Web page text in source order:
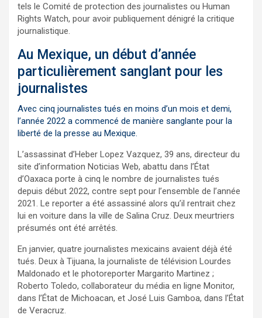
tels le Comité de protection des journalistes ou Human
Rights Watch, pour avoir publiquement dénigré la critique
journalistique.
Au Mexique, un début d’année
particulièrement sanglant pour les
journalistes
Avec cinq journalistes tués en moins d’un mois et demi,
l’année 2022 a commencé de manière sanglante pour la
liberté de la presse au Mexique.
L’assassinat d’Heber Lopez Vazquez, 39 ans, directeur du
site d’information Noticias Web, abattu dans l’État
d’Oaxaca porte à cinq le nombre de journalistes tués
depuis début 2022, contre sept pour l’ensemble de l’année
2021. Le reporter a été assassiné alors qu’il rentrait chez
lui en voiture dans la ville de Salina Cruz. Deux meurtriers
présumés ont été arrêtés.
En janvier, quatre journalistes mexicains avaient déjà été
tués. Deux à Tijuana, la journaliste de télévision Lourdes
Maldonado et le photoreporter Margarito Martinez ;
Roberto Toledo, collaborateur du média en ligne Monitor,
dans l’État de Michoacan, et José Luis Gamboa, dans l’État
de Veracruz.